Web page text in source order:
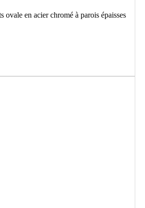
ovale en acier chromé à parois épaisses